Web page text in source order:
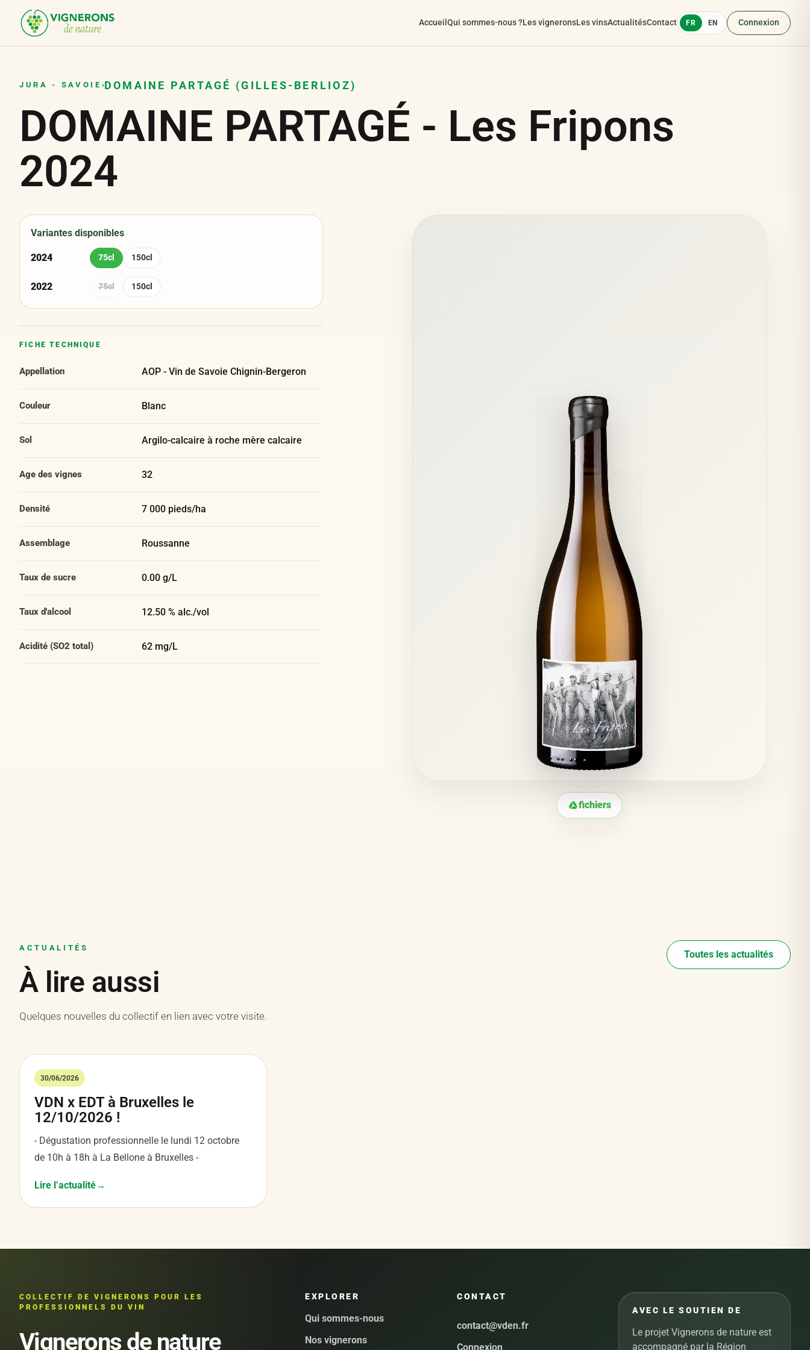
AccueilQui sommes-nous ?Les vigneronsLes vinsActualitésContact FR EN Connexion
JURA - SAVOIE ›DOMAINE PARTAGÉ (GILLES-BERLIOZ)
DOMAINE PARTAGÉ - Les Fripons
2024
Variantes disponibles
2024 75cl 150cl
2022 75cl 150cl
FICHE TECHNIQUE
Appellation AOP - Vin de Savoie Chignin-Bergeron
Couleur Blanc
Sol Argilo-calcaire à roche mère calcaire
Age des vignes 32
Densité 7 000 pieds/ha
Assemblage Roussanne
Taux de sucre 0.00 g/L
Taux d'alcool 12.50 % alc./vol
Acidité (SO2 total) 62 mg/L
fichiers
ACTUALITÉS
À lire aussi
Quelques nouvelles du collectif en lien avec votre visite.
Toutes les actualités
30/06/2026
VDN x EDT à Bruxelles le
12/10/2026 !
- Dégustation professionnelle le lundi 12 octobre
de 10h à 18h à La Bellone à Bruxelles -
Lire l’actualité
COLLECTIF DE VIGNERONS POUR LES
PROFESSIONNELS DU VIN
Vignerons de nature
EXPLORER
Qui sommes-nous
Nos vignerons
CONTACT
contact@vden.fr
Connexion
AVEC LE SOUTIEN DE
Le projet Vignerons de nature est
accompagné par la Région
Panneau de gestion des cookies